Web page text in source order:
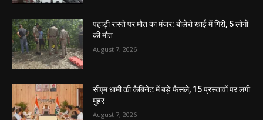
पहाड़ी रास्ते पर मौत का मंजर: बोलेरो खाई में गिरी, 5 लोगों
की मौत
August 7, 2026
सीएम धामी की कैबिनेट में बड़े फैसले, 15 प्रस्तावों पर लगी
मुहर
August 7, 2026